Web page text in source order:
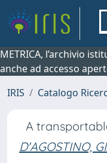
METRICA, l’archivio
anche ad accesso
IRIS
Catalogo
A
D'AGOSTINO,